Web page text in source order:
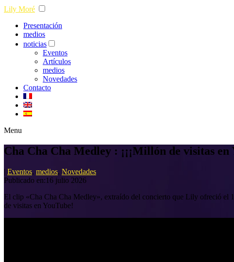
Lily Moré
Presentación
medios
noticias
Eventos
Artículos
medios
Novedades
Contacto
Menu
Cha Cha Cha Medley : ¡¡¡Millón de visitas en
| Eventos, medios, Novedades
Publicado en:16 julio 2026
El clip «Cha Cha Cha Medley», extraído del concierto que Lily ofreció el
de visitas en YouTube!